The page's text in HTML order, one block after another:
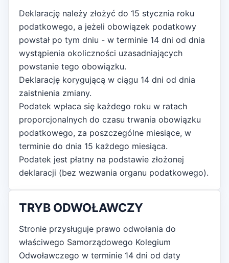
Deklarację należy złożyć do 15 stycznia roku
podatkowego, a jeżeli obowiązek podatkowy
powstał po tym dniu - w terminie 14 dni od dnia
wystąpienia okoliczności uzasadniających
powstanie tego obowiązku.
Deklarację korygującą w ciągu 14 dni od dnia
zaistnienia zmiany.
Podatek wpłaca się każdego roku w ratach
proporcjonalnych do czasu trwania obowiązku
podatkowego, za poszczególne miesiące, w
terminie do dnia 15 każdego miesiąca.
Podatek jest płatny na podstawie złożonej
deklaracji (bez wezwania organu podatkowego).
TRYB ODWOŁAWCZY
Stronie przysługuje prawo odwołania do
właściwego Samorządowego Kolegium
Odwoławczego w terminie 14 dni od daty